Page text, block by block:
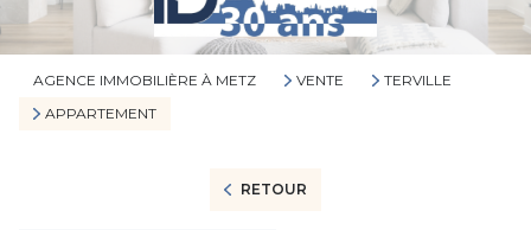
AGENCE IMMOBILIÈRE À METZ VENTE
TERVILLE
APPARTEMENT
RETOUR